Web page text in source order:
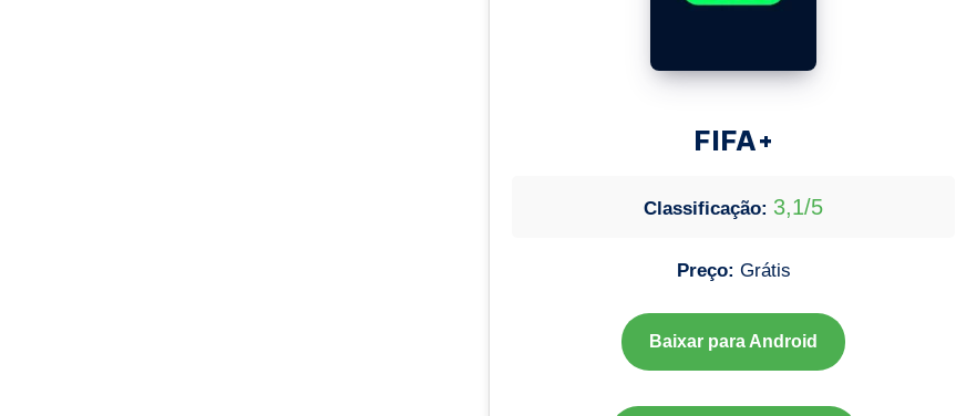
FIFA+
Classificação: 3,1/5
Preço: Grátis
Baixar para Android